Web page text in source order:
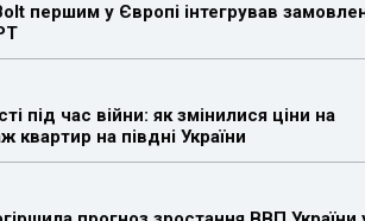
першим у Європі інтегрував
під час війни: як змінилися ціни на
квартир на півдні України